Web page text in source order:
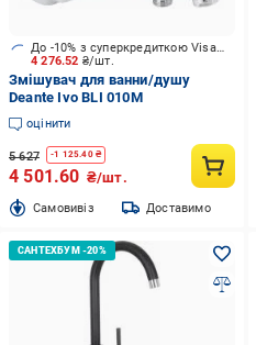
4 276.52 ₴/шт.
До -10% з суперкредиткою Visa Вигода
Змішувач для ванни/душу
Deante Ivo BLI 010M
оцінити
5 627 -1 125.40₴
4 501.60 ₴/шт.
Cамовивіз Доставимо